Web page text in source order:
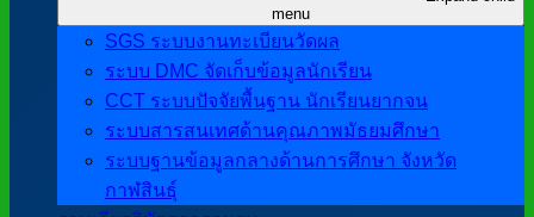
menu
SGS ระบบงานทะเบียนวัดผล
ระบบ DMC จัดเก็บข้อมูลนักเรียน
CCT ระบบปัจจัยพื้นฐาน นักเรียนยากจน
ระบบสารสนเทศด้านคุณภาพมัธยมศึกษา
ระบบฐานข้อมูลกลางด้านการศึกษา จังหวัด
กาฬสินธุ์